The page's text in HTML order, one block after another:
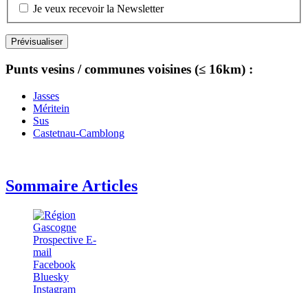
Je veux recevoir la Newsletter
Punts vesins / communes voisines (≤ 16km) :
Jasses
Méritein
Sus
Castetnau-Camblong
Sommaire Articles